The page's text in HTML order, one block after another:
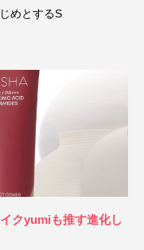
めとするS
クyumiも推す進化し